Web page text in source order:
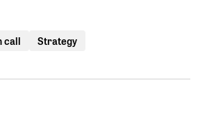
call Strategy